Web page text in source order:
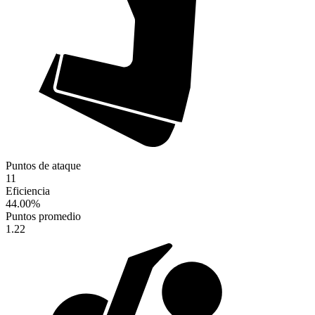
Puntos de ataque
11
Eficiencia
44.00%
Puntos promedio
1.22